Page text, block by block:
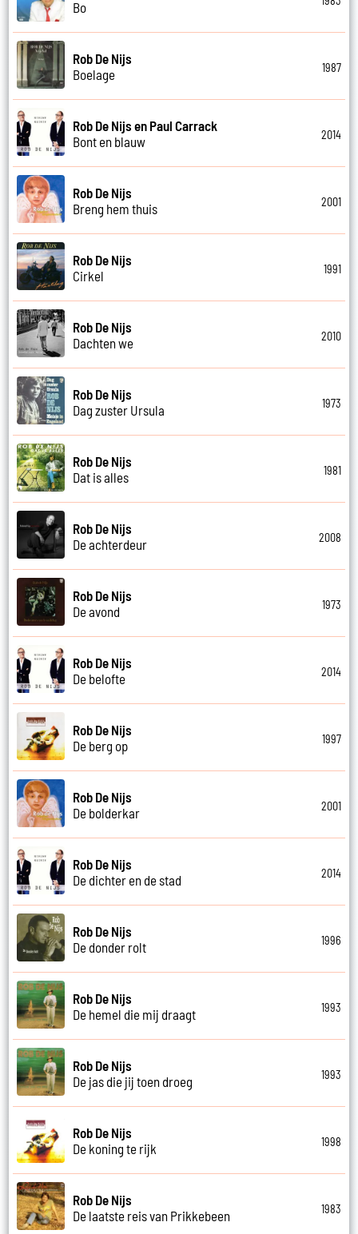
Bo
Rob De Nijs
Boelage
1987
Rob De Nijs en Paul Carrack
Bont en blauw
2014
Rob De Nijs
Breng hem thuis
2001
Rob De Nijs
Cirkel
1991
Rob De Nijs
Dachten we
2010
Rob De Nijs
Dag zuster Ursula
1973
Rob De Nijs
Dat is alles
1981
Rob De Nijs
De achterdeur
2008
Rob De Nijs
De avond
1973
Rob De Nijs
De belofte
2014
Rob De Nijs
De berg op
1997
Rob De Nijs
De bolderkar
2001
Rob De Nijs
De dichter en de stad
2014
Rob De Nijs
De donder rolt
1996
Rob De Nijs
De hemel die mij draagt
1993
Rob De Nijs
De jas die jij toen droeg
1993
Rob De Nijs
De koning te rijk
1998
Rob De Nijs
De laatste reis van Prikkebeen
1983